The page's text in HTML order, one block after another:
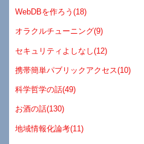
WebDBを作ろう(18)
オラクルチューニング(9)
セキュリティよしなし(12)
携帯簡単パブリックアクセス(10)
科学哲学の話(49)
お酒の話(130)
地域情報化論考(11)